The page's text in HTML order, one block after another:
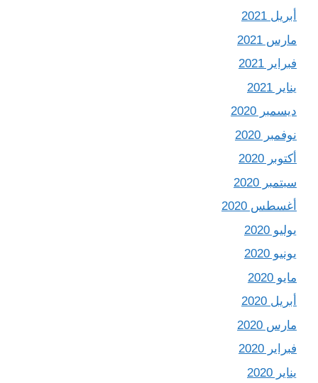
أبريل 2021
مارس 2021
فبراير 2021
يناير 2021
ديسمبر 2020
نوفمبر 2020
أكتوبر 2020
سبتمبر 2020
أغسطس 2020
يوليو 2020
يونيو 2020
مايو 2020
أبريل 2020
مارس 2020
فبراير 2020
يناير 2020